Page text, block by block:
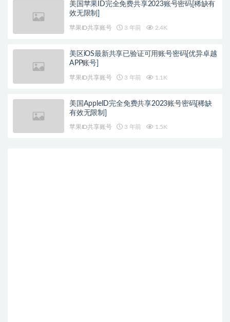
美国苹果ID完全免费共享2023账号密码[稀缺有
效无限制]
苹果ID共享账号 3 年前 2.4K
美区iOS最新共享已验证可用账号密码[优异卓越
APP账号]
苹果ID共享账号 3 年前 1.1K
美国AppleID完全免费共享2023账号密码[稀缺
有效无限制]
苹果ID共享账号 3 年前 1.5K